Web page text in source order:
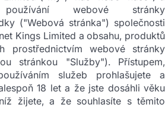
webové stránky
("Webová stránka") společnosti
Kings Limited a obsahu, produktů
prostřednictvím webové stránky
stránkou "Služby"). Přístupem,
služeb prohlašujete a
18 let a že jste dosáhli věku
žijete, a že souhlasíte s těmito